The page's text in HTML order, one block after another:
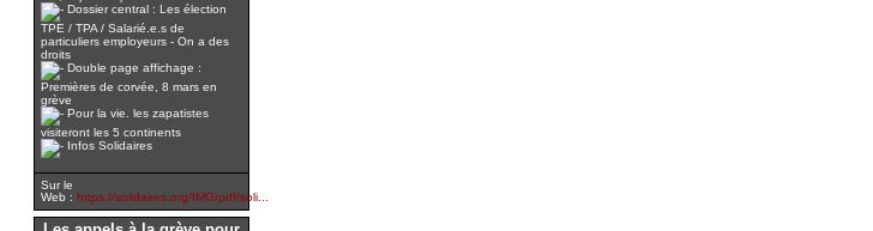
Dossier central : Les élection
TPE / TPA / Salarié.e.s de
particuliers employeurs - On a des
droits
Double page affichage :
Premières de corvée, 8 mars en
grève
Pour la vie. les zapatistes
visiteront les 5 continents
Infos Solidaires
Sur le
Web : https://solidaires.org/IMG/pdf/soli...